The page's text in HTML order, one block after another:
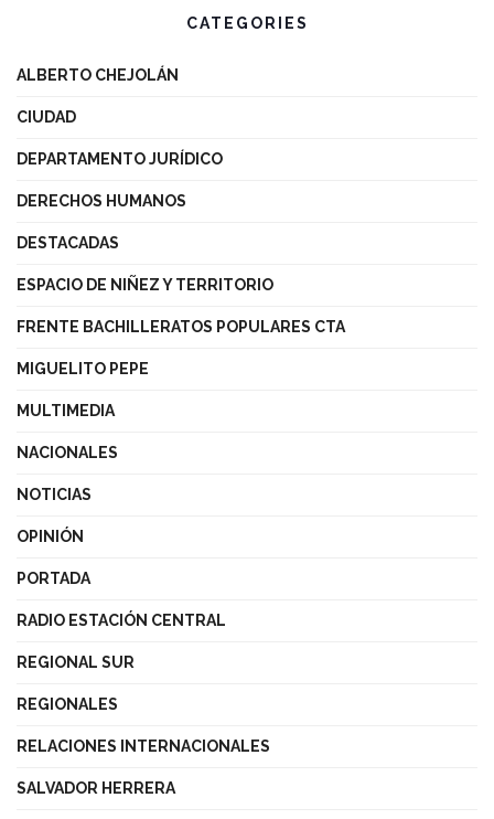
CATEGORIES
ALBERTO CHEJOLÁN
CIUDAD
DEPARTAMENTO JURÍDICO
DERECHOS HUMANOS
DESTACADAS
ESPACIO DE NIÑEZ Y TERRITORIO
FRENTE BACHILLERATOS POPULARES CTA
MIGUELITO PEPE
MULTIMEDIA
NACIONALES
NOTICIAS
OPINIÓN
PORTADA
RADIO ESTACIÓN CENTRAL
REGIONAL SUR
REGIONALES
RELACIONES INTERNACIONALES
SALVADOR HERRERA